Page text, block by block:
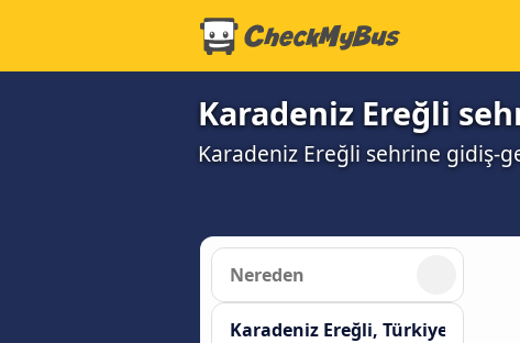
Karadeniz Ereğli
Karadeniz Ereğli sehrine